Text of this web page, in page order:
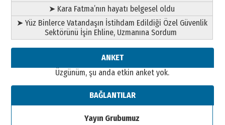
Ahmet Gökhan YAZICI
Ahmed Yesevi’den bir Alperen…
”Reisimiz” idi… Hakka yürüdü.!
26 Mart 2026 Perşembe
gönül adamı Faruk Terzioğlu!
09 Ağustos 2026 Pazar
➤ Kara Fatma’nın hayatı belgesel oldu
➤ Yüz Binlerce Vatandaşın İstihdam Edildiği Özel Güvenlik
Sektörünü İşin Ehline, Uzmanına Sordum
ANKET
Üzgünüm, şu anda etkin anket yok.
BAĞLANTILAR
Yayın Grubumuz